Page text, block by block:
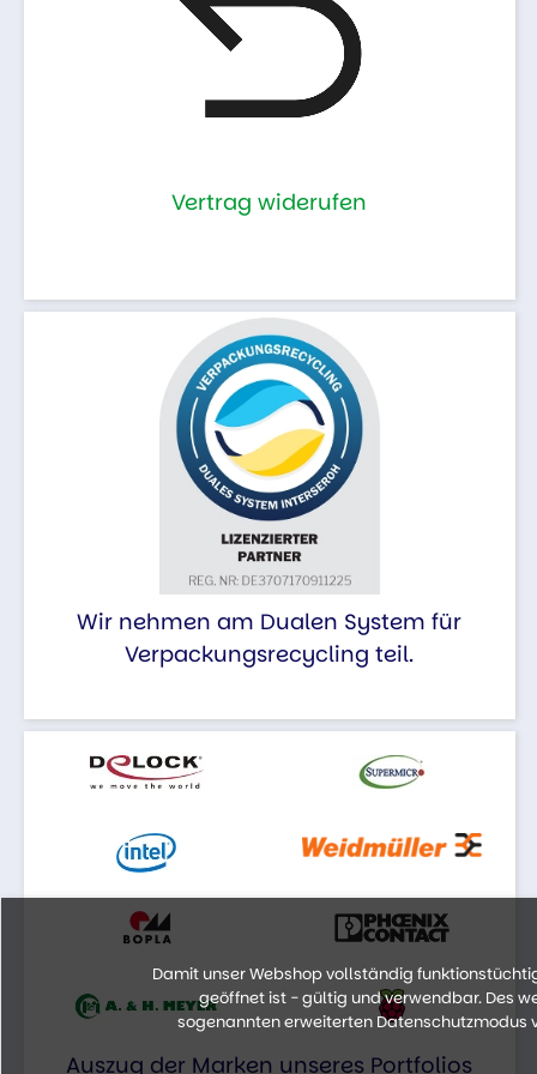
Vertrag widerufen
Wir nehmen am Dualen System für
Verpackungsrecycling teil.
Auszug der Marken unseres Portfolios
Damit unser Webshop vollständig
geöffnet ist - gültig und verwendbar. Des
sogenannten erweiterten Datenschutzmodus